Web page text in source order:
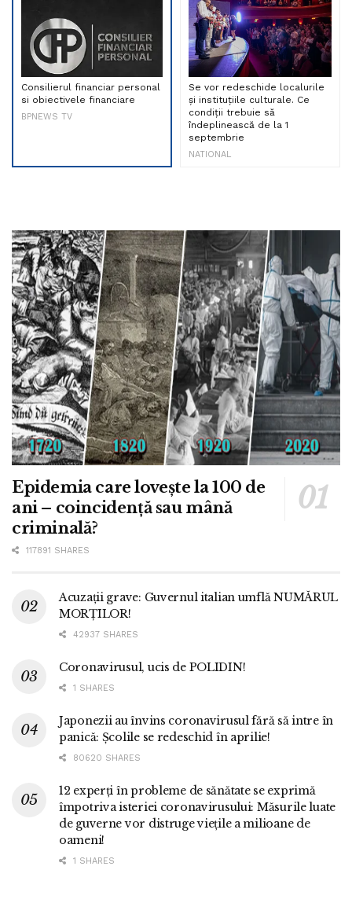
Consilierul financiar personal
si obiectivele financiare
BPNEWS TV
Se vor redeschide localurile
și instituțiile culturale. Ce
condiții trebuie să
îndeplinească de la 1
septembrie
NATIONAL
Epidemia care lovește la 100 de
ani – coincidență sau mână
criminală?
117891 SHARES
Acuzații grave: Guvernul italian umflă NUMĂRUL
MORȚILOR!
42937 SHARES
Coronavirusul, ucis de POLIDIN!
1 SHARES
Japonezii au învins coronavirusul fără să intre în
panică: Școlile se redeschid în aprilie!
80620 SHARES
12 experți în probleme de sănătate se exprimă
împotriva isteriei coronavirusului: Măsurile luate
de guverne vor distruge viețile a milioane de
oameni!
1 SHARES